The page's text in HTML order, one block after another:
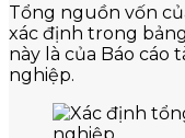
Tổng nguồn vốn
xác định trong
này là của Báo cáo
nghiệp.